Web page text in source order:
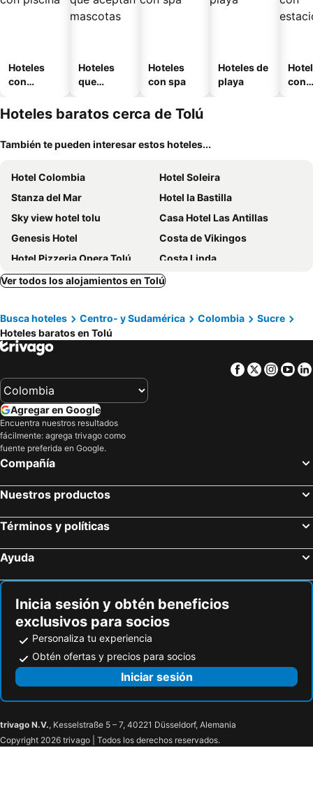
Hoteles
con
Hoteles
que
mascotas
Hoteles
con spa
Hoteles de
playa
con
Hoteles baratos cerca de Tolú
También te pueden interesar estos hoteles...
Hotel Colombia
Hotel Soleira
Stanza del Mar
Hotel la Bastilla
Sky view hotel tolu
Casa Hotel Las Antillas
Genesis Hotel
Costa de Vikingos
Hotel Pizzeria Opera Tolú
Costa Linda
Cabaña La Fortaleza
Awa de Mar
Camino Palmero Coveñas
Hotel Camino Verde
Hotel Casa Danae
Ortimar
Hotel Kelly Mar
Cabañas De Tolú
Mar de Plata Tolú
Restaurante Brisas Del Mar
Quinta del Mar El Paraiso
Don Toño de Tolu
Aprtamento Con Jacuzzi 005
Mar Y Sol Tolu
Inter Tolu
Hotel Los Nogales Covenas
Ver todos los alojamientos en Tolú
Busca hoteles Centro- y Sudamérica Colombia
Sucre
Hoteles baratos en Tolú
Facebook
Twitter
Agregar en Google
Encuentra nuestros resultados
fácilmente: agrega trivago como
fuente preferida en Google.
Compañía
Nuestros productos
Términos y políticas
Ayuda
Inicia sesión y obtén beneficios
exclusivos para socios
Personaliza tu experiencia
Obtén ofertas y precios para socios
Iniciar sesión
trivago N.V., Kesselstraße 5 – 7, 40221 Düsseldorf, Alemania
Copyright 2026 trivago | Todos los derechos reservados.